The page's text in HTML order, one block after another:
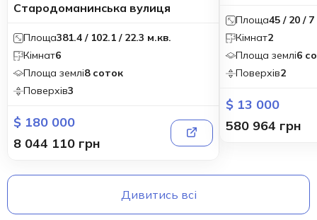
Стародоманинська вулиця
Площа381.4 / 102.1 / 22.3 м.кв.
Кімнат6
Площа землі8 соток
Поверхів3
$ 180 000
8 044 110 грн
Площа45 / 20 /
Кімнат2
Площа землі6
Поверхів2
$ 13 000
580 964 грн
Дивитись всі